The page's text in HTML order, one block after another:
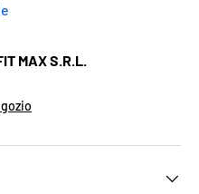
MAX S.R.L.